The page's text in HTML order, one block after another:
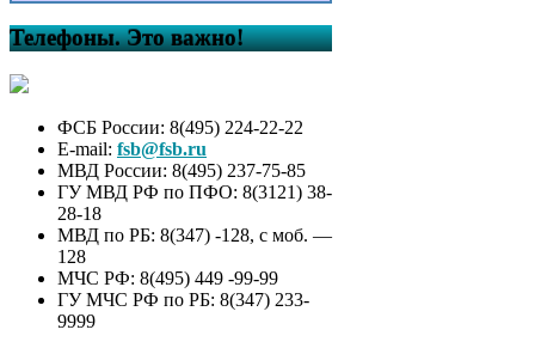
Телефоны. Это важно!
ФСБ России: 8(495) 224-22-22
E-mail: fsb@fsb.ru
МВД России: 8(495) 237-75-85
ГУ МВД РФ по ПФО: 8(3121) 38-
28-18
МВД по РБ: 8(347) -128, с моб. —
128
МЧС РФ: 8(495) 449 -99-99
ГУ МЧС РФ по РБ: 8(347) 233-
9999